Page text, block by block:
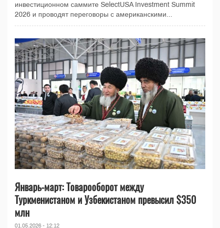
инвестиционном саммите SelectUSA Investment Summit
2026 и проводят переговоры с американскими...
Январь-март: Товарооборот между
Туркменистаном и Узбекистаном превысил $350
млн
01.05.2026 - 12:12